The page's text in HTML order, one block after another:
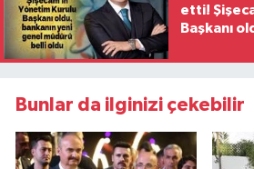
etti!
Başkanı
Bunlar da ilginizi çekebilir